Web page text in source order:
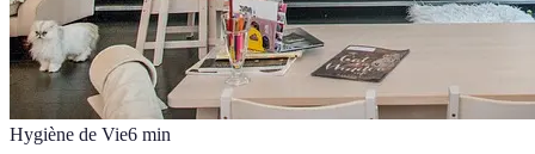
Hygiène de Vie6 min